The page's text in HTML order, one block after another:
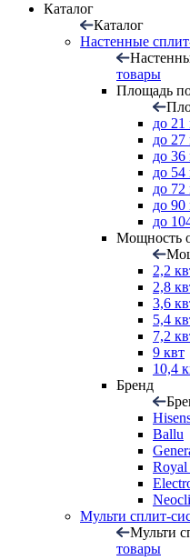
Каталог
Каталог
Настенные
товары
Площадь
до 21
до 27
до 36
до 54
до 72
до 90
до
Мощность
2,2
2,8
3,6
5,4
7,2
9 квт
10,4
Бренд
Ballu
Royal
Мульти сплит-
Мульти
товары